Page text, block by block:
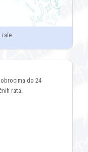
rate
do 24
rata.